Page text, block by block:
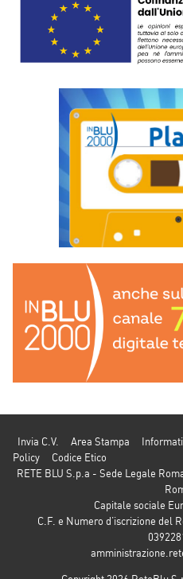
Invia C.V. Area Stampa
Policy
Codice Etico
RETE BLU S.p.a - Sede Legale
Capitale sociale
C.F. e Numero d’iscrizione del